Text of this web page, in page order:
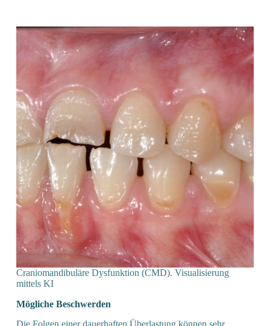
Craniomandibuläre Dysfunktion (CMD). Visualisierung
mittels KI
Mögliche Beschwerden
Die Folgen einer dauerhaften Überlastung können sehr